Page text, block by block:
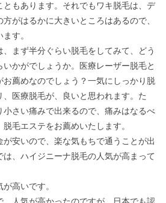
もあります。それでもワキ脱毛は、デ
がはるかに大きいところはあるので、
す。
まず半分ぐらい脱毛をしてみて、どう
かがでしょうか。医療レーザー脱毛と
お薦めなのでしょう？一気にしっかり脱
医療脱毛が、良いと思われます。た
小さい痛みで出来るので、痛みはなるべ
毛エステをお薦めいたします。
が安いので、楽な気もちで通うことが出
、ハイジニーナ脱毛の人気が高まって
高いです。